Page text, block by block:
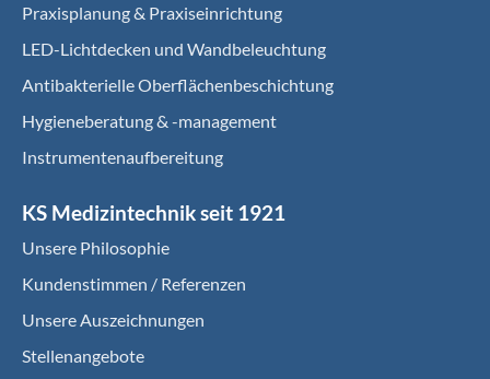
Praxisplanung & Praxiseinrichtung
LED-Lichtdecken und Wandbeleuchtung
Antibakterielle Oberflächenbeschichtung
Hygieneberatung & -management
Instrumentenaufbereitung
KS Medizintechnik seit 1921
Unsere Philosophie
Kundenstimmen / Referenzen
Unsere Auszeichnungen
Stellenangebote